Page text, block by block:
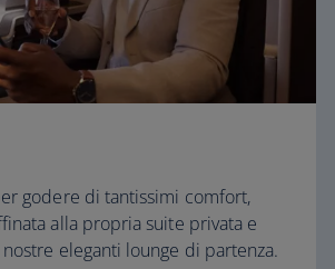
godere di tantissimi comfort,
alla propria suite privata e
eleganti lounge di partenza.